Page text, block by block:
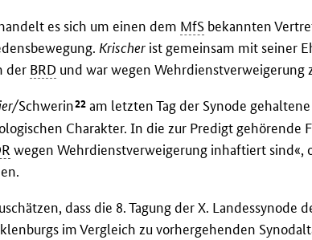
es sich um einen dem MfS bekannten
Krischer ist gemeinsam mit seiner
der BRD und war wegen
Schwerin22 am letzten Tag der Synode
Charakter. In die zur Predigt gehörende
wegen Wehrdienstverweigerung inhaftiert sind«,
dass die 8. Tagung der X. Landessynode
im Vergleich zu vorhergehenden